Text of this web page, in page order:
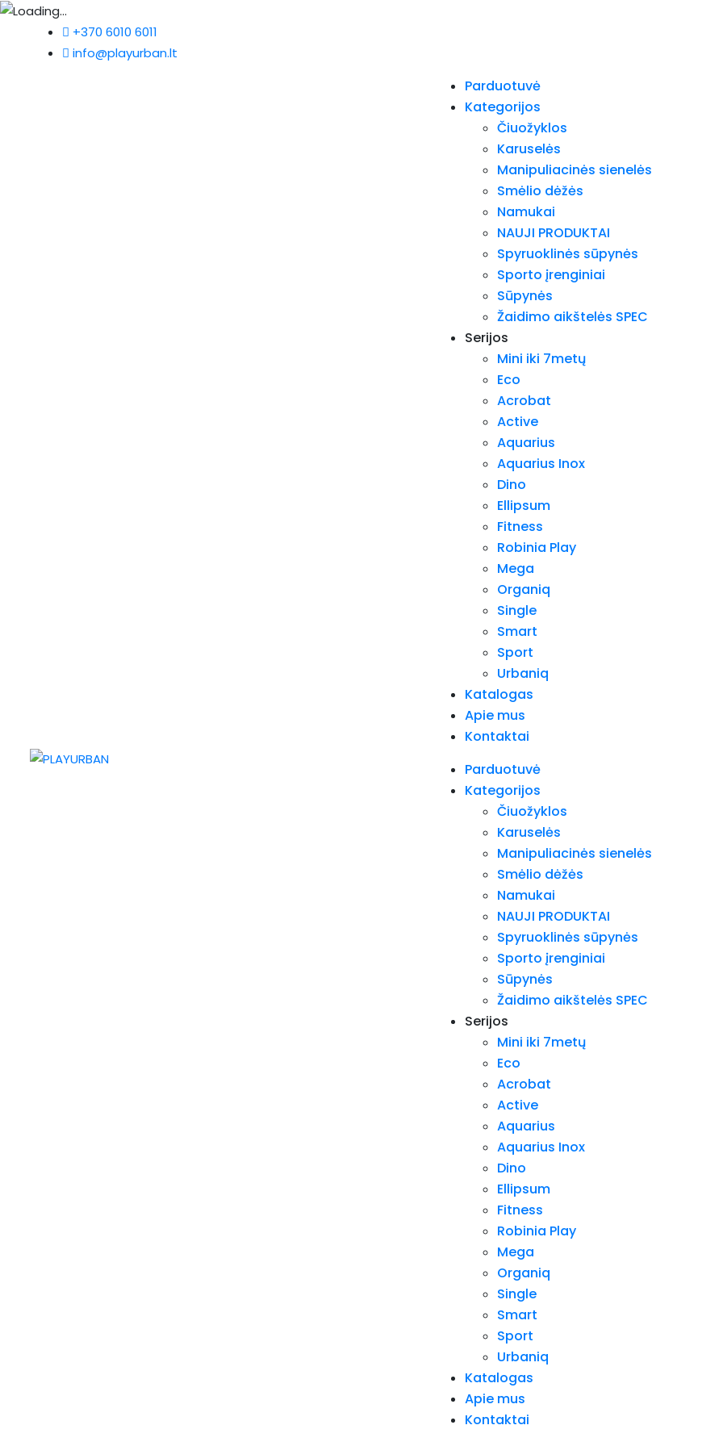
+370 6010 6011
info@playurban.lt
Parduotuvė
Kategorijos
Čiuožyklos
Karuselės
Manipuliacinės sienelės
Smėlio dėžės
Namukai
NAUJI PRODUKTAI
Spyruoklinės sūpynės
Sporto įrenginiai
Sūpynės
Žaidimo aikštelės SPEC
Serijos
Mini iki 7metų
Eco
Acrobat
Active
Aquarius
Aquarius Inox
Dino
Ellipsum
Fitness
Robinia Play
Mega
Organiq
Single
Smart
Sport
Urbaniq
Katalogas
Apie mus
Kontaktai
Parduotuvė
Kategorijos
Čiuožyklos
Karuselės
Manipuliacinės sienelės
Smėlio dėžės
Namukai
NAUJI PRODUKTAI
Spyruoklinės sūpynės
Sporto įrenginiai
Sūpynės
Žaidimo aikštelės SPEC
Serijos
Mini iki 7metų
Eco
Acrobat
Active
Aquarius
Aquarius Inox
Dino
Ellipsum
Fitness
Robinia Play
Mega
Organiq
Single
Smart
Sport
Urbaniq
Katalogas
Apie mus
Kontaktai